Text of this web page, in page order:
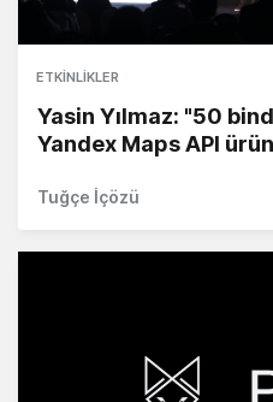
ETKINLIKLER
Yasin Yılmaz: "50
Yandex Maps API
Tuğçe İçözü